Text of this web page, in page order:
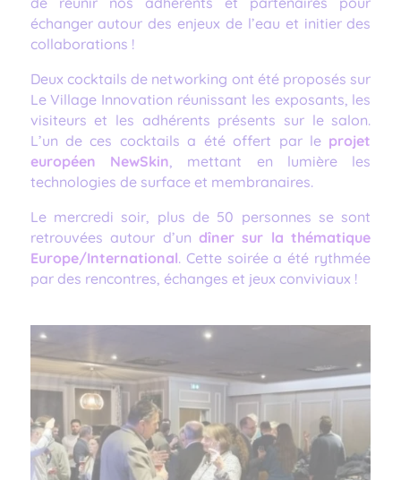
échanger autour des enjeux de l’eau et initier des
collaborations !
Deux cocktails de networking ont été proposés sur
Le Village Innovation réunissant les exposants, les
visiteurs et les adhérents présents sur le salon.
L’un de ces cocktails a été offert par le projet
européen NewSkin, mettant en lumière les
technologies de surface et membranaires.
Le mercredi soir, plus de 50 personnes se sont
retrouvées autour d’un dîner sur la thématique
Europe/International. Cette soirée a été rythmée
par des rencontres, échanges et jeux conviviaux !